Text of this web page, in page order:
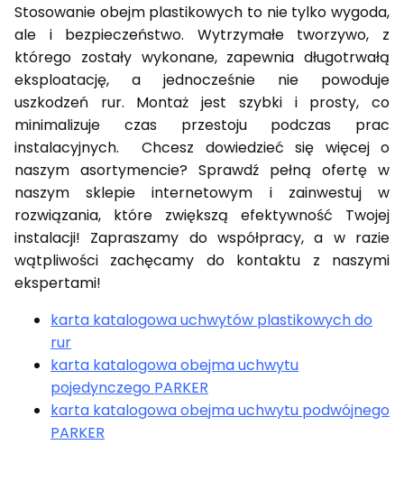
Stosowanie obejm plastikowych to nie tylko wygoda,
ale i bezpieczeństwo. Wytrzymałe tworzywo, z
którego zostały wykonane, zapewnia długotrwałą
eksploatację, a jednocześnie nie powoduje
uszkodzeń rur. Montaż jest szybki i prosty, co
minimalizuje czas przestoju podczas prac
instalacyjnych. Chcesz dowiedzieć się więcej o
naszym asortymencie? Sprawdź pełną ofertę w
naszym sklepie internetowym i zainwestuj w
rozwiązania, które zwiększą efektywność Twojej
instalacji! Zapraszamy do współpracy, a w razie
wątpliwości zachęcamy do kontaktu z naszymi
ekspertami!
karta katalogowa uchwytów plastikowych do
rur
karta katalogowa obejma uchwytu
pojedynczego PARKER
karta katalogowa obejma uchwytu podwójnego
PARKER